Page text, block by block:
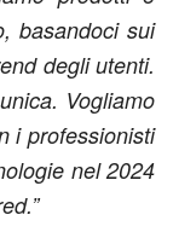
basandoci sui
degli utenti.
Vogliamo
i professionisti
nel 2024